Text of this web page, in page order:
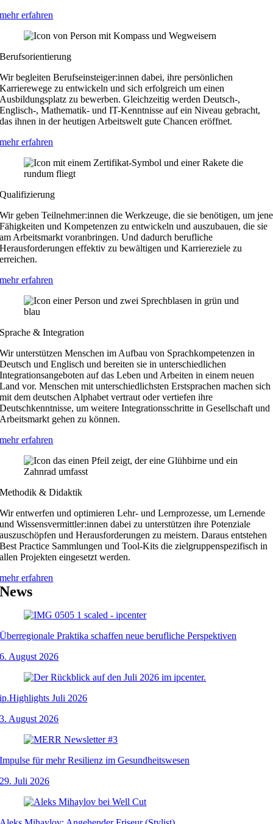
mehr erfahren
Berufsorientierung
Wir begleiten Berufseinsteiger:innen dabei, ihre persönlichen
Karrierewege zu entwickeln und sich erfolgreich um einen
Ausbildungsplatz zu bewerben. Gleichzeitig werden Deutsch-,
Englisch-, Mathematik- und IT-Kenntnisse auf ein Niveau gebracht,
das ihnen in der heutigen Arbeitswelt gute Chancen eröffnet.
mehr erfahren
Qualifizierung
Wir geben Teilnehmer:innen die Werkzeuge, die sie benötigen, um jene
Fähigkeiten und Kompetenzen zu entwickeln und auszubauen, die sie
am Arbeitsmarkt voranbringen. Und dadurch berufliche
Herausforderungen effektiv zu bewältigen und Karriereziele zu
erreichen.
mehr erfahren
Sprache & Integration
Wir unterstützen Menschen im Aufbau von Sprachkompetenzen in
Deutsch und Englisch und bereiten sie in unterschiedlichen
Integrationsangeboten auf das Leben und Arbeiten in einem neuen
Land vor. Menschen mit unterschiedlichsten Erstsprachen machen sich
mit dem deutschen Alphabet vertraut oder vertiefen ihre
Deutschkenntnisse, um weitere Integrationsschritte in Gesellschaft und
Arbeitsmarkt gehen zu können.
mehr erfahren
Methodik & Didaktik
Wir entwerfen und optimieren Lehr- und Lernprozesse, um Lernende
und Wissensvermittler:innen dabei zu unterstützen ihre Potenziale
auszuschöpfen und Herausforderungen zu meistern. Daraus entstehen
Best Practice Sammlungen und Tool-Kits die zielgruppenspezifisch in
allen Projekten eingesetzt werden.
mehr erfahren
News
Überregionale Praktika schaffen neue berufliche Perspektiven
6. August 2026
ip.Highlights Juli 2026
3. August 2026
Impulse für mehr Resilienz im Gesundheitswesen
29. Juli 2026